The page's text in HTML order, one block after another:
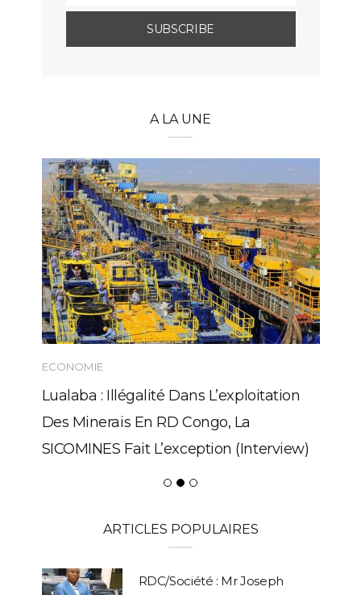
A LA UNE
ECONOMIE
Lualaba : Illégalité Dans L’exploitation
Des Minerais En RD Congo, La
SICOMINES Fait L’exception (Interview)
ARTICLES POPULAIRES
RDC/Société : Mr Joseph